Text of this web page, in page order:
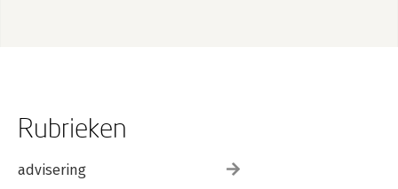
Rubrieken
advisering